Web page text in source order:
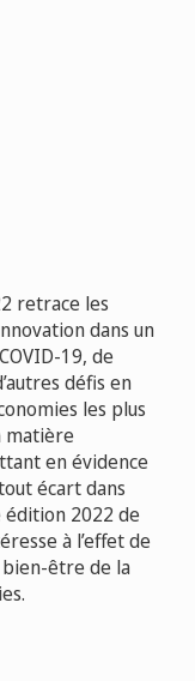
retrace les
dans un
19, de
défis en
les plus
matière
en évidence
écart dans
édition 2022 de
à l’effet de
être de la